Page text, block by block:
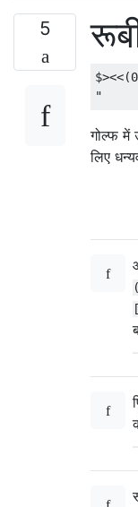
5
गोल्फ
लिए